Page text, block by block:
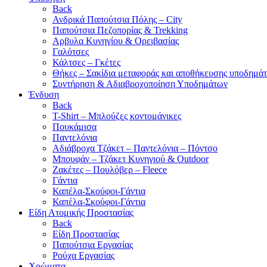
Back
Ανδρικά Παπούτσια Πόλης – City
Παπούτσια Πεζοπορίας & Trekking
Αρβυλα Κυνηγίου & Ορειβασίας
Γαλότσες
Κάλτσες – Γκέτες
Θήκες – Σακίδια μεταφοράς και αποθήκευσης
Συντήρηση & Αδιαβροχοποίηση Υποδημάτων
Ένδυση
Back
T-Shirt – Μπλούζες κοντομάνικες
Πουκάμισα
Παντελόνια
Αδιάβροχα Τζάκετ – Παντελόνια – Πόντσο
Μπουφάν – Τζάκετ Κυνηγιού & Outdoor
Ζακέτες – Πουλόβερ – Fleece
Γάντια
Καπέλα-Σκούφοι-Γάντια
Καπέλα-Σκούφοι-Γάντια
Είδη Ατομικής Προστασίας
Back
Είδη Προστασίας
Παπούτσια Εργασίας
Ρούχα Εργασίας